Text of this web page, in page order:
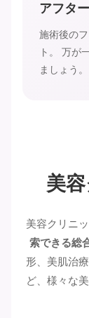
アフタ
施術後の
ト。 万が
ましょう。
美
美容クリニッ
索できる総
形、美肌治
ど、様々な